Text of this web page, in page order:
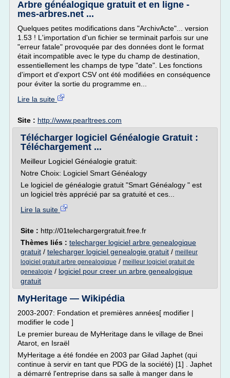
Arbre généalogique gratuit et en ligne -
mes-arbres.net ...
Quelques petites modifications dans "ArchivActe"... version
1.53 ! L'importation d'un fichier se terminait parfois sur une
"erreur fatale" provoquée par des données dont le format
était incompatible avec le type du champ de destination,
essentiellement les champs de type "date". Les fonctions
d'import et d'export CSV ont été modifiées en conséquence
pour éviter la sortie du programme en...
Lire la suite
Site : http://www.pearltrees.com
Télécharger logiciel Généalogie Gratuit :
Téléchargement ...
Meilleur Logiciel Généalogie gratuit:
Notre Choix: Logiciel Smart Généalogy
Le logiciel de généalogie gratuit "Smart Généalogy " est
un logiciel très apprécié par sa gratuité et ces...
Lire la suite
Site : http://01telechargergratuit.free.fr
Thèmes liés : telecharger logiciel arbre genealogique
gratuit / telecharger logiciel genealogie gratuit / meilleur
logiciel gratuit arbre genealogique / meilleur logiciel gratuit de
genealogie / logiciel pour creer un arbre genealogique
gratuit
MyHeritage — Wikipédia
2003-2007: Fondation et premières années[ modifier |
modifier le code ]
Le premier bureau de MyHeritage dans le village de Bnei
Atarot, en Israël
MyHeritage a été fondée en 2003 par Gilad Japhet (qui
continue à servir en tant que PDG de la société) [1] . Japhet
a démarré l'entreprise dans sa salle à manger dans le